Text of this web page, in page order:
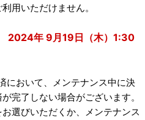
用いただけません。
2024年 9月19日（木）1:30
において、メンテナンス中に決
完了しない場合がございます。
選びいただくか、メンテナンス